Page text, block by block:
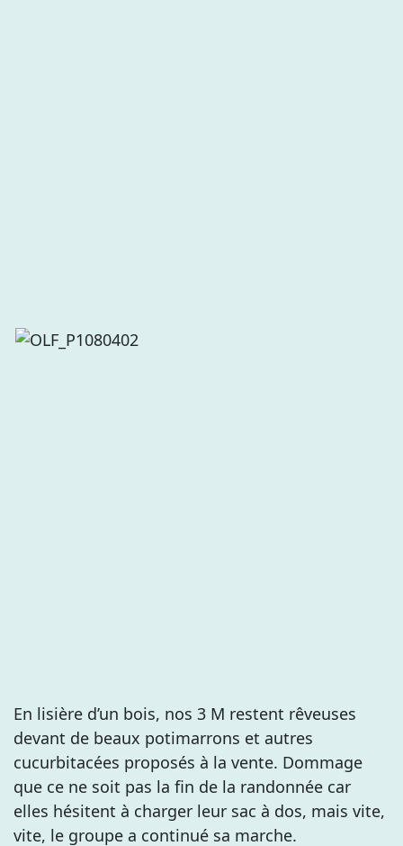
En lisière d’un bois, nos 3 M restent rêveuses
devant de beaux potimarrons et autres
cucurbitacées proposés à la vente. Dommage
que ce ne soit pas la fin de la randonnée car
elles hésitent à charger leur sac à dos, mais vite,
vite, le groupe a continué sa marche.